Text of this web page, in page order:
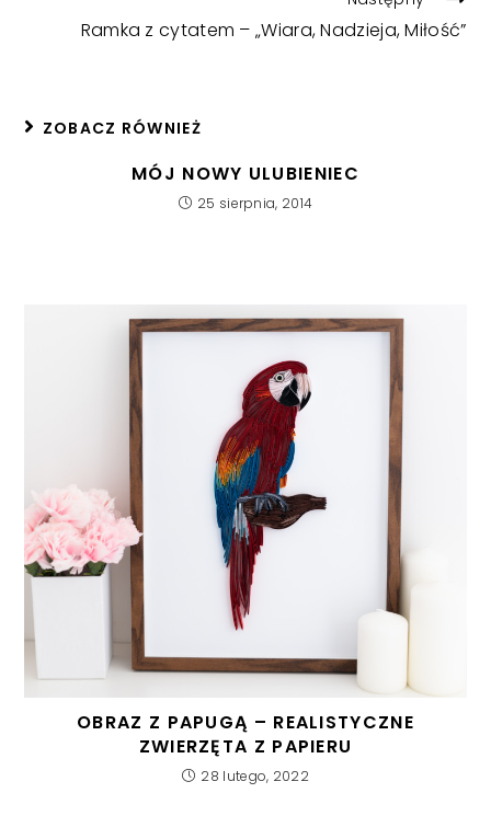
Ramka z cytatem – „Wiara, Nadzieja, Miłość”
ZOBACZ RÓWNIEŻ
MÓJ NOWY ULUBIENIEC
25 sierpnia, 2014
OBRAZ Z PAPUGĄ – REALISTYCZNE
ZWIERZĘTA Z PAPIERU
28 lutego, 2022